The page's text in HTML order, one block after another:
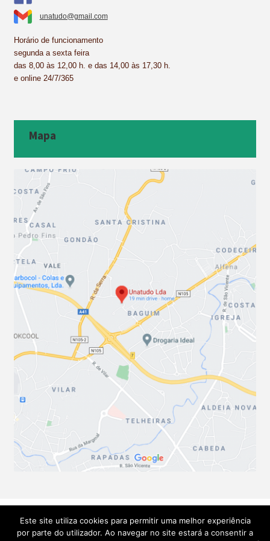
unatudo@gmail.com
Horário de funcionamento
segunda a sexta feira
das 8,00 às 12,00 h. e das 14,00 às 17,30 h.
e online 24/7/365
Mapa
© Soluções Técnicas Unatudo 2026
Este site utiliza cookies para permitir uma melhor experiência
por parte do utilizador. Ao navegar no site estará a consentir a